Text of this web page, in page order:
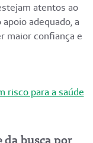
atentos ao
adequado, a
maior confiança e
risco para a saúde
da busca por